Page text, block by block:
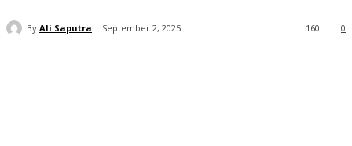
By Ali Saputra September 2, 2025 0
160